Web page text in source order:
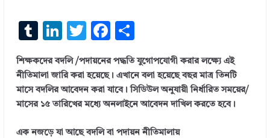
T
m
bl
r
Li
k
e
dI
n
T
it
te
r
F
e
b
o
o
ar
e
শিক্ষকদের বদলি /পদায়নের পদ্ধতি যুগোপযোগী করার লক্ষ্যে এই
নীতিমালা জারি করা হয়েছে। এখানে বলা হয়েছে বছর মাত্র তিনটি
মাসে বদলির আবেদন করা যাবে। সিডিউল অনুযায়ী নির্ধারিত সময়ের/
মাসের ১৫ তারিখের মধ্যে অনলাইনে আবেদন দাখিল করতে হবে।
এক নজড়ে যা আছে বদলি বা পদায়ন নীতিমালায়